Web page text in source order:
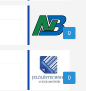
0
0